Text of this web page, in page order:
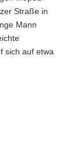
Straße in
Mann
sich auf etwa